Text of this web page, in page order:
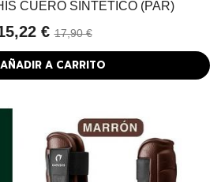
CUERO SINTETICO (PAR)
€17,90 €
AÑADIR A CARRITO